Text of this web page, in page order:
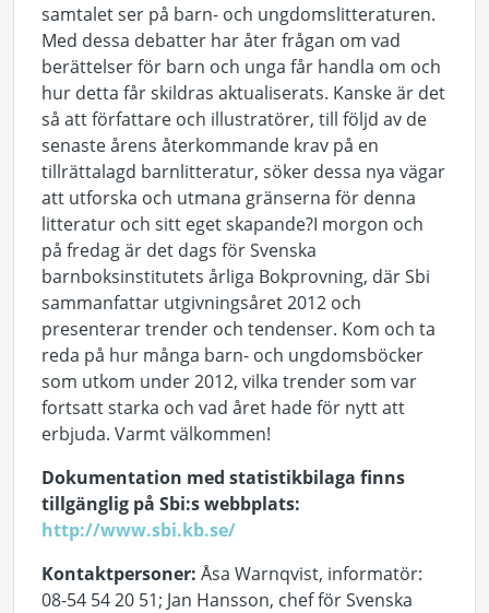
samtalet ser på barn- och ungdomslitteraturen.
Med dessa debatter har åter frågan om vad
berättelser för barn och unga får handla om och
hur detta får skildras aktualiserats. Kanske är det
så att författare och illustratörer, till följd av de
senaste årens återkommande krav på en
tillrättalagd barnlitteratur, söker dessa nya vägar
att utforska och utmana gränserna för denna
litteratur och sitt eget skapande?I morgon och
på fredag är det dags för Svenska
barnboksinstitutets årliga Bokprovning, där Sbi
sammanfattar utgivningsåret 2012 och
presenterar trender och tendenser. Kom och ta
reda på hur många barn- och ungdomsböcker
som utkom under 2012, vilka trender som var
fortsatt starka och vad året hade för nytt att
erbjuda. Varmt välkommen!
Dokumentation med statistikbilaga finns
tillgänglig på Sbi:s webbplats:
http://www.sbi.kb.se/
Kontaktpersoner: Åsa Warnqvist, informatör:
08-54 54 20 51; Jan Hansson, chef för Svenska